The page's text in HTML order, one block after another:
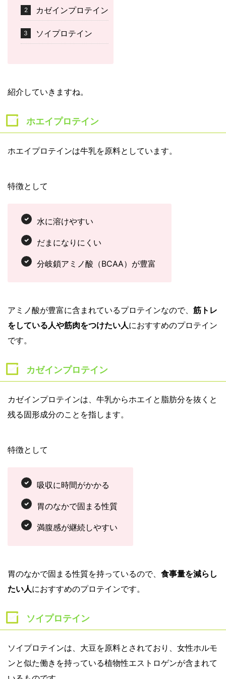
カゼインプロテイン
ソイプロテイン
紹介していきますね。
ホエイプロテイン
ホエイプロテインは牛乳を原料としています。
特徴として
水に溶けやすい
だまになりにくい
分岐鎖アミノ酸（BCAA）が豊富
アミノ酸が豊富に含まれているプロテインなので、 筋トレ
をしている人や筋肉をつけたい人におすすめのプロテイン
です。
カゼインプロテイン
カゼインプロテインは、牛乳からホエイと脂肪分を抜くと
残る固形成分のことを指します。
特徴として
吸収に時間がかかる
胃のなかで固まる性質
満腹感が継続しやすい
胃のなかで固まる性質を持っているので、 食事量を減らし
たい人におすすめのプロテインです。
ソイプロテイン
ソイプロテインは、大豆を原料とされており、女性ホルモ
ンと似た働きを持っている植物性エストロゲンが含まれて